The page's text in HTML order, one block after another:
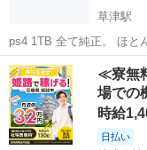
草津駅
滋賀 草津市 草津
≪寮無
場での
時給
日払い